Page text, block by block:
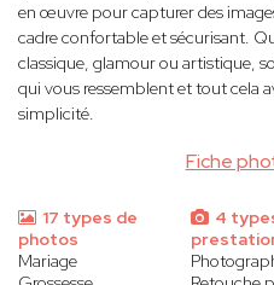
Fiche
en œuvre pour capturer des
cadre confortable et sécurisant.
classique, glamour ou artistique,
qui vous ressemblent et tout cela
simplicité.
17 types de
photos
Mariage
4